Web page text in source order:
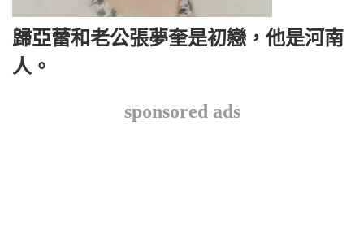
歸亞蕾和老公張夢奎是初戀，他是河南
人。
sponsored ads